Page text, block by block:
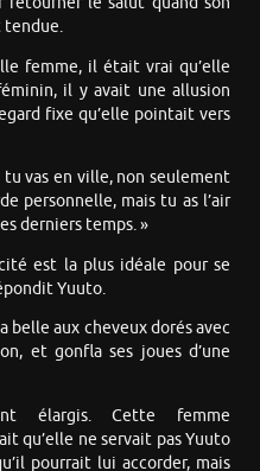
tendue.
femme, il était vrai qu’elle
il y avait une allusion
fixe qu’elle pointait vers
tu vas en ville, non seulement
personnelle, mais tu as l’air
derniers temps. »
est la plus idéale pour se
Yuuto.
belle aux cheveux dorés avec
et gonfla ses joues d’une
élargis. Cette femme
qu’elle ne servait pas Yuuto
pourrait lui accorder, mais